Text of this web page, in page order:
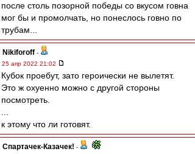
после столь позорной победы со вкусом говна
мог бы и промолчать, но понеслось говно по
трубам...
Nikiforoff -
25 апр 2022 21:02
Кубок проебут, зато героически не вылетят.
Это ж охуенно можно с другой стороны
посмотреть.
к этому что ли готовят.
Спартачек-Казачек! -